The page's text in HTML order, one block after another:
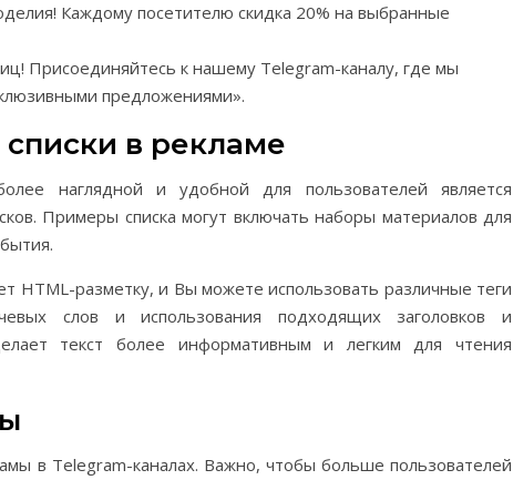
Каждому посетителю скидка 20% на выбранные
Присоединяйтесь к нашему Telegram-каналу, где мы
предложениями».
в рекламе
наглядной и удобной для пользователей является
Примеры списка могут включать наборы материалов для
HTML-разметку, и Вы можете использовать различные теги
слов и использования подходящих заголовков и
текст более информативным и легким для чтения
в Telegram-каналах. Важно, чтобы больше пользователей